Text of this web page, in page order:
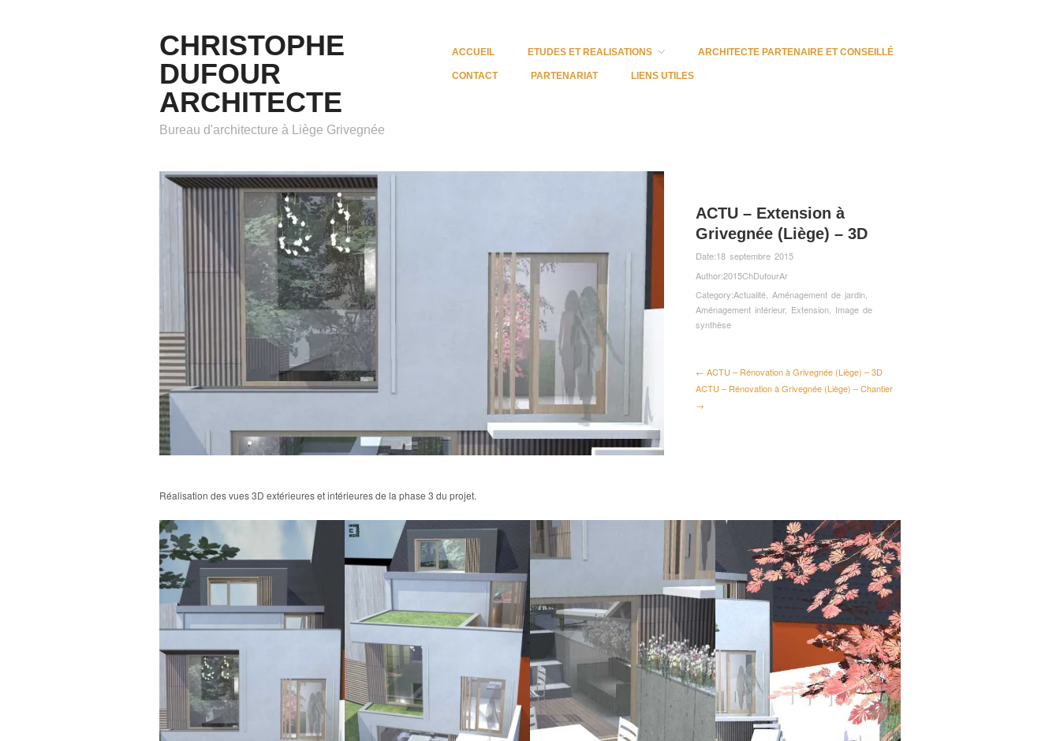
CHRISTOPHE
DUFOUR
ARCHITECTE
Bureau d'architecture à Liège Grivegnée
ACCUEIL ETUDES ET REALISATIONS ARCHITECTE PARTENAIRE ET CONSEILLÉ
CONTACT PARTENARIAT LIENS UTILES
ACTU – Extension à
Grivegnée (Liège) – 3D
Date:18 septembre 2015
Author:2015ChDufourAr
Category:Actualité Aménagement de jardin
Aménagement intérieur, Extension Image de
synthèse
← ACTU – Rénovation à Grivegnée (Liège) – 3D
ACTU – Rénovation à Grivegnée (Liège) – Chantier
→
Réalisation des vues 3D extérieures et intérieures de la phase 3 du projet.